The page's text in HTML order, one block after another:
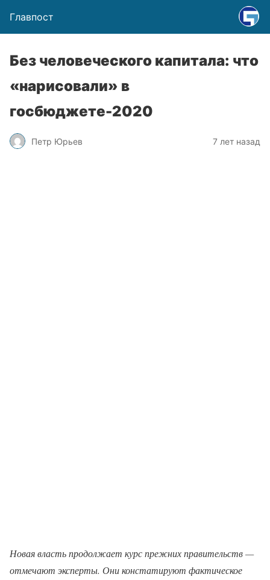
Главпост
Без человеческого капитала: что
«нарисовали» в
госбюджете-2020
Петр Юрьев 7 лет назад
Новая власть продолжает курс прежних правительств —
отмечают эксперты. Они констатируют фактическое